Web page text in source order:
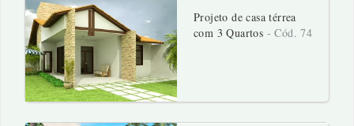
Projeto de casa térrea
com 3 Quartos - Cód. 74